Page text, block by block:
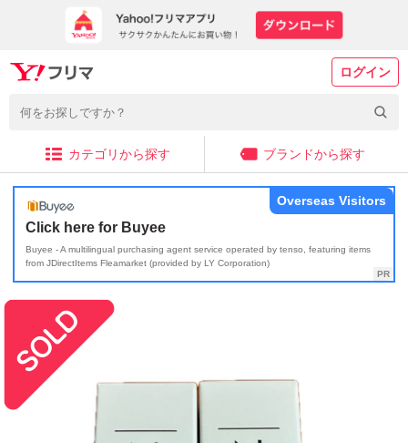
ログイン
カテゴリから探す ブランドから探す
Click here for Buyee
Buyee - A multilingual purchasing agent service operated by tenso, featuring items
from JDirectItems Fleamarket (provided by LY Corporation)
Overseas Visitors